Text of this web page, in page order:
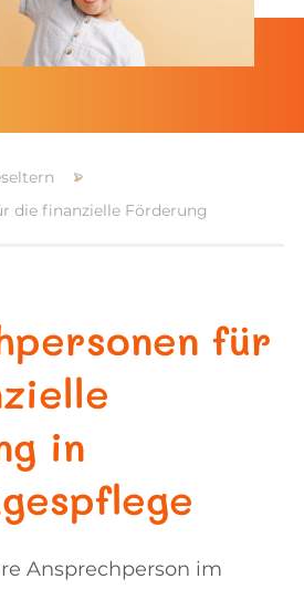
die finanzielle Förderung
für
in
Ansprechperson im